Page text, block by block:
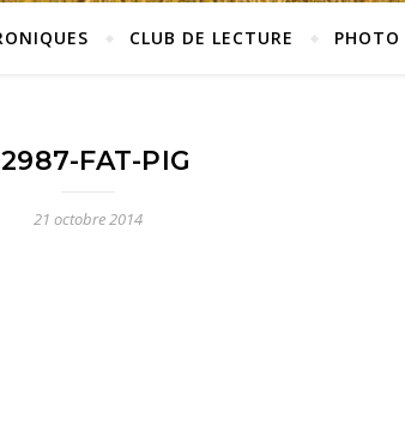
CLUB DE LECTURE PHOTO
FAT-PIG
21 octobre 2014